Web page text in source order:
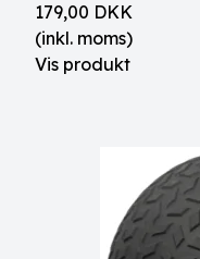
179,00 DKK
(inkl. moms)
Vis produkt